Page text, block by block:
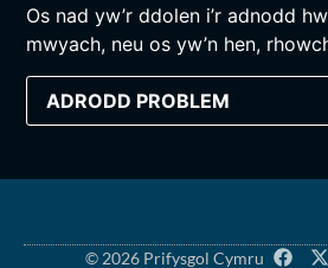
Os nad yw’r ddolen i’r adnodd
mwyach, neu os yw’n hen,
ADRODD PROBLEM
© 2026 Prifysgol Cymru